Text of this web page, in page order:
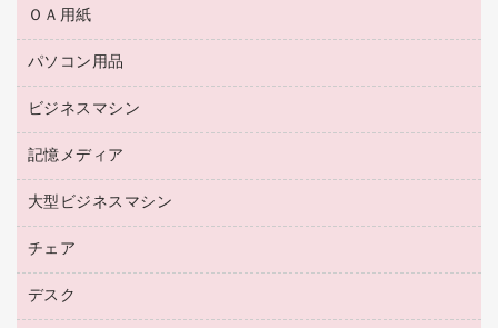
互換インクカートリッジ
リサイクルトナー（プール方式）
リサイクルインクカートリッジ
プリンタ用リボン
トナーカートリッジ
コピートナー
インクカートリッジ
ＯＡ用紙
名刺用紙
ワープロ用紙
ラベル用紙
プロッター用紙
ハガキ用紙
その他コピー用紙・プリンタ用紙
パソコン用品
パソコン周辺機器
マウスパッド
マウス
パソコンバッグ／収納用品
ネットワーク／ＬＡＮ機器
ビジネスマシン
電話機
レーザープリンタ／複合機
メモリーカード
プロジェクタ
ファクシミリ
記憶メディア
ブルーレイディスク
ＣＤ－ＲＷ
ＣＤ－Ｒ
大型ビジネスマシン
プリンタ
チェア
応接イス・ベンチ
デスク